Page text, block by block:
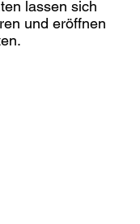
lassen sich
und eröffnen